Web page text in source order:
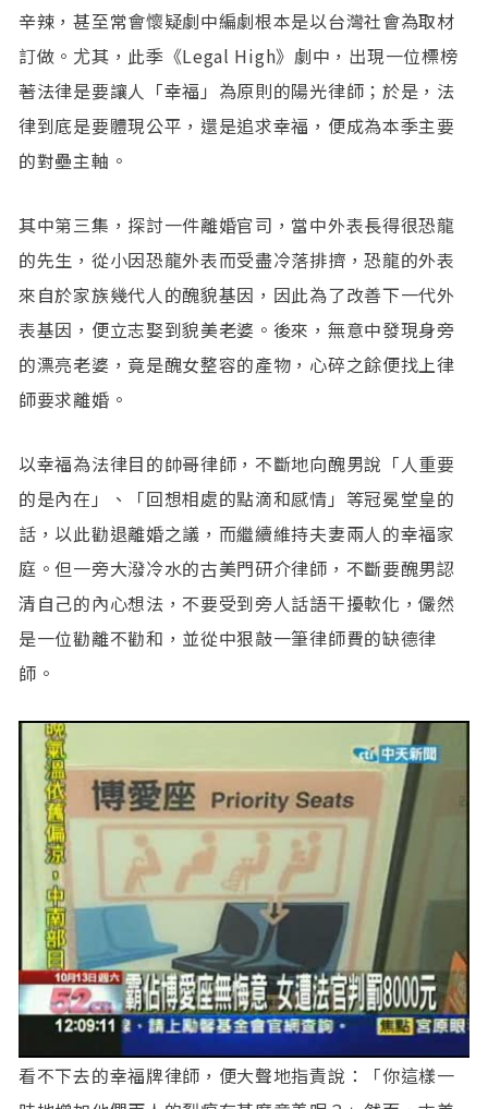
辛辣，甚至常會懷疑劇中編劇根本是以台灣社會為取材
訂做。尤其，此季《Legal High》劇中，出現一位標榜
著法律是要讓人「幸福」為原則的陽光律師；於是，法
律到底是要體現公平，還是追求幸福，便成為本季主要
的對壘主軸。
其中第三集，探討一件離婚官司，當中外表長得很恐龍
的先生，從小因恐龍外表而受盡冷落排擠，恐龍的外表
來自於家族幾代人的醜貌基因，因此為了改善下一代外
表基因，便立志娶到貌美老婆。後來，無意中發現身旁
的漂亮老婆，竟是醜女整容的產物，心碎之餘便找上律
師要求離婚。
以幸福為法律目的帥哥律師，不斷地向醜男說「人重要
的是內在」、「回想相處的點滴和感情」等冠冕堂皇的
話，以此勸退離婚之議，而繼續維持夫妻兩人的幸福家
庭。但一旁大潑冷水的古美門研介律師，不斷要醜男認
清自己的內心想法，不要受到旁人話語干擾軟化，儼然
是一位勸離不勸和，並從中狠敲一筆律師費的缺德律
師。
看不下去的幸福牌律師，便大聲地指責說：「你這樣一